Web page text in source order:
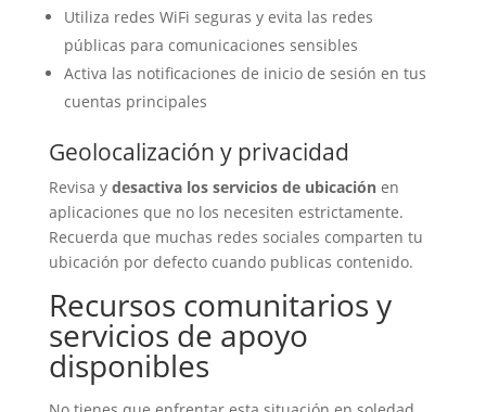
Utiliza redes WiFi seguras y evita las redes
públicas para comunicaciones sensibles
Activa las notificaciones de inicio de sesión en tus
cuentas principales
Geolocalización y privacidad
Revisa y desactiva los servicios de ubicaciónen
aplicaciones que no los necesiten estrictamente.
Recuerda que muchas redes sociales comparten tu
ubicación por defecto cuando publicas contenido.
Recursos comunitarios y
servicios de apoyo
disponibles